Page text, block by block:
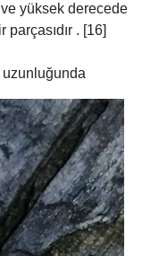
yüksek derecede
. [16]
uzunluğunda